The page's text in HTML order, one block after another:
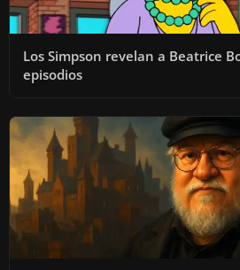
Los Simpson revelan a Beatrice
episodios